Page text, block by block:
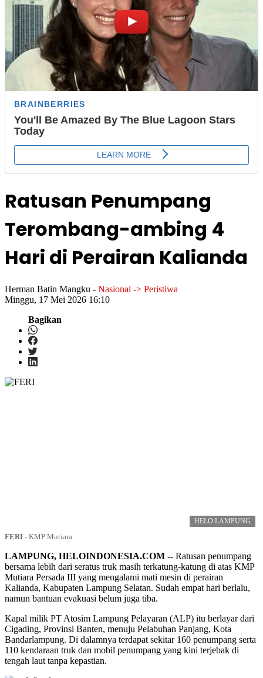
Ratusan Penumpang
Terombang-ambing 4
Hari di Perairan Kalianda
Herman Batin Mangku - Nasional -> Peristiwa
Minggu, 17 Mei 2026 16:10
Bagikan
HELO LAMPUNG
FERI - KMP Mutiara
LAMPUNG, HELOINDONESIA.COM -- Ratusan penumpang
bersama lebih dari seratus truk masih terkatung-katung di atas KMP
Mutiara Persada III yang mengalami mati mesin di perairan
Kalianda, Kabupaten Lampung Selatan. Sudah empat hari berlalu,
namun bantuan evakuasi belum juga tiba.
Kapal milik PT Atosim Lampung Pelayaran (ALP) itu berlayar dari
Cigading, Provinsi Banten, menuju Pelabuhan Panjang, Kota
Bandarlampung. Di dalamnya terdapat sekitar 160 penumpang serta
110 kendaraan truk dan mobil penumpang yang kini terjebak di
tengah laut tanpa kepastian.